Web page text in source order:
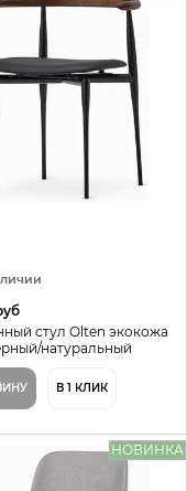
стул Olten экокожа
натуральный
В 1 КЛИК
НОВИНКА